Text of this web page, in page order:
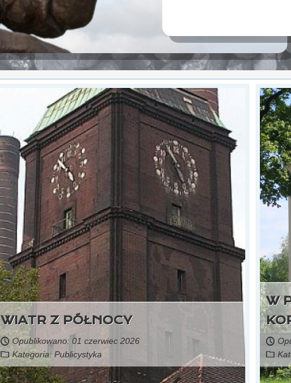
WIATR Z PÓŁNOCY
Opublikowano: 01 czerwiec 2026
Kategoria:Publicystyka
W
źródło: portal gospodarka i ludzie
Nie na Górnym Śląsku i Lubelszczyźnie. Znamy
szczegóły